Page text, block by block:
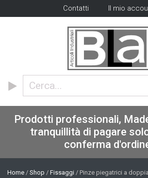
Contatti Il mio
Prodotti professionali,
tranquillità di pagare
conferma
Home / Shop / Fissaggi / Pinze piegatrici a